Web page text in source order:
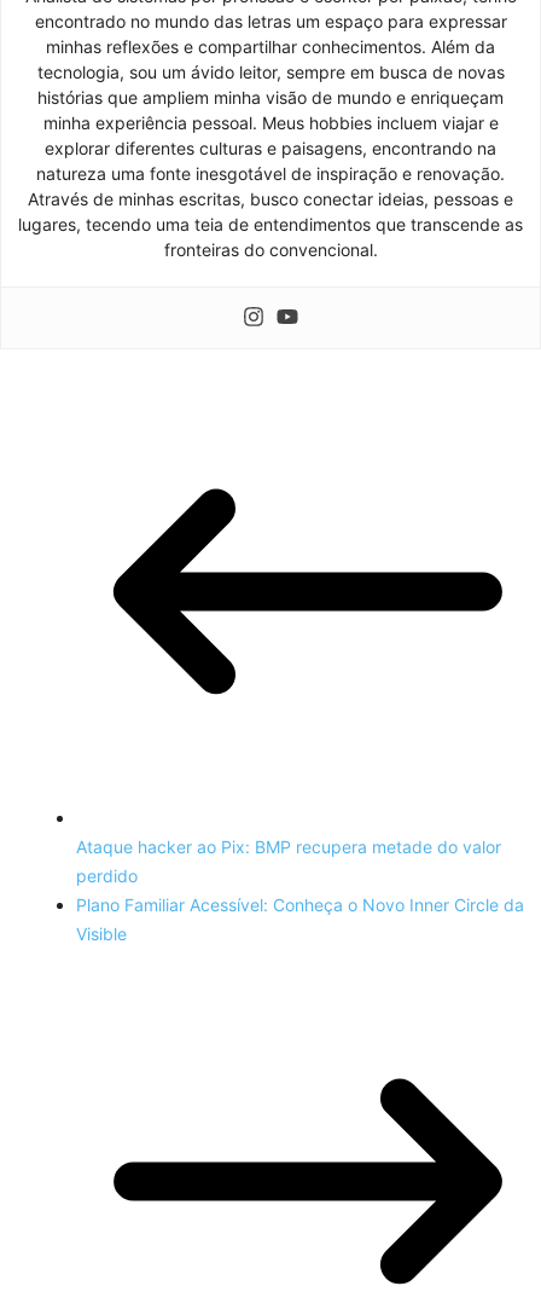
encontrado no mundo das letras um espaço para expressar
minhas reflexões e compartilhar conhecimentos. Além da
tecnologia, sou um ávido leitor, sempre em busca de novas
histórias que ampliem minha visão de mundo e enriqueçam
minha experiência pessoal. Meus hobbies incluem viajar e
explorar diferentes culturas e paisagens, encontrando na
natureza uma fonte inesgotável de inspiração e renovação.
Através de minhas escritas, busco conectar ideias, pessoas e
lugares, tecendo uma teia de entendimentos que transcende as
fronteiras do convencional.
Ataque hacker ao Pix: BMP recupera metade do valor
perdido
Plano Familiar Acessível: Conheça o Novo Inner Circle da
Visible